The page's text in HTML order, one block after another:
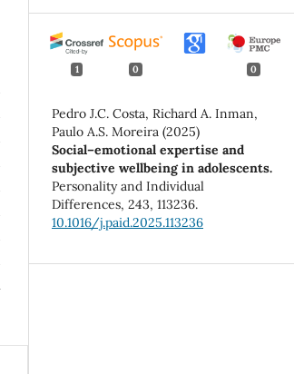
1 0 0
Pedro J.C. Costa, Richard A. Inman,
Paulo A.S. Moreira (2025)
Social–emotional expertise and
subjective wellbeing in adolescents.
Personality and Individual
Differences,243,113236.
10.1016/j.paid.2025.113236